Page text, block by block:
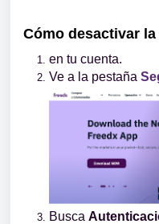
Cómo desactivar
en tu cuenta.
Ve a la pestaña
Busca